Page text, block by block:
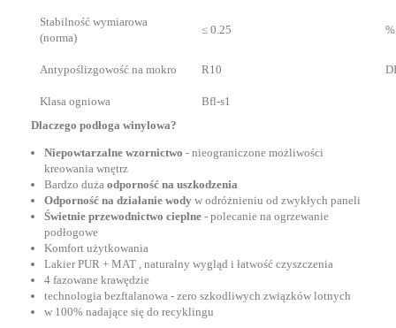
Stabilność wymiarowa
(norma)
≤ 0.25 %
Antypoślizgowość na mokro R10
Klasa ogniowa
Bfl-s1
Dlaczego podłoga winylowa?
Niepowtarzalne wzornictwo - nieograniczone możliwości
kreowania wnętrz
Bardzo duża odporność na uszkodzenia
Odporność na działanie wody w odróżnieniu od zwykłych paneli
Świetnie przewodnictwo cieplne - polecanie na ogrzewanie
podłogowe
Komfort użytkowania
Lakier PUR + MAT , naturalny wygląd i łatwość czyszczenia
4 fazowane krawędzie
technologia bezftalanowa - zero szkodliwych związków lotnych
w 100% nadające się do recyklingu